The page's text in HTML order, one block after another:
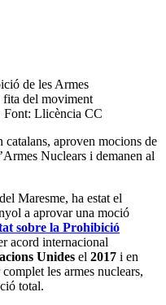
de les Armes
del moviment
Font: Llicència CC
aproven mocions de
Nuclears i demanen al
Maresme, ha estat el
a aprovar una moció
sobre la Prohibició
acord internacional
Unides el 2017 i en
les armes nuclears,
total.